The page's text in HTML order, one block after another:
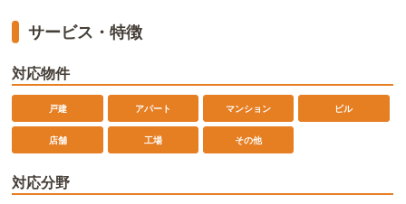
サービス・特徴
対応物件
戸建 アパート マンション ビル
店舗 工場 その他
対応分野